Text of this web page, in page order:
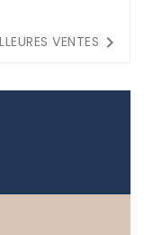
VENTES 